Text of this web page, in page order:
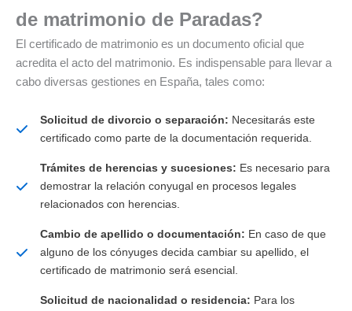
de matrimonio de Paradas?
El certificado de matrimonio es un documento oficial que
acredita el acto del matrimonio. Es indispensable para llevar a
cabo diversas gestiones en España, tales como:
Solicitud de divorcio o separación: Necesitarás este
certificado como parte de la documentación requerida.
Trámites de herencias y sucesiones: Es necesario para
demostrar la relación conyugal en procesos legales
relacionados con herencias.
Cambio de apellido o documentación: En caso de que
alguno de los cónyuges decida cambiar su apellido, el
certificado de matrimonio será esencial.
Solicitud de nacionalidad o residencia: Para los